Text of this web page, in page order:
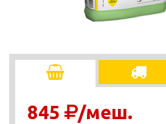
845 /меш.